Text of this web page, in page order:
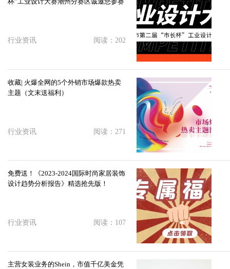
行业资讯 阅读：202
收藏| 火爆全网的5个外销市场爆款热卖
主题（文末送福利）
行业资讯 阅读：271
免费送！《2023-2024国际时尚家居装饰
设计趋势分析报告》精选抢先版！
行业资讯 阅读：107
主营女装业务的Shein，市值千亿美金凭